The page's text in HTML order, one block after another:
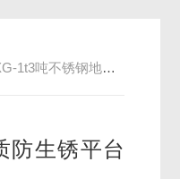
吨不锈钢地磅-1吨316L材质防生锈平台秤
防生锈平台